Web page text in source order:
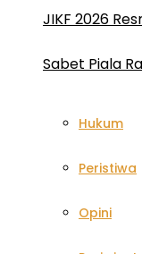
JIKF 2026
Sabet Piala
Hukum
Peristiwa
Opini